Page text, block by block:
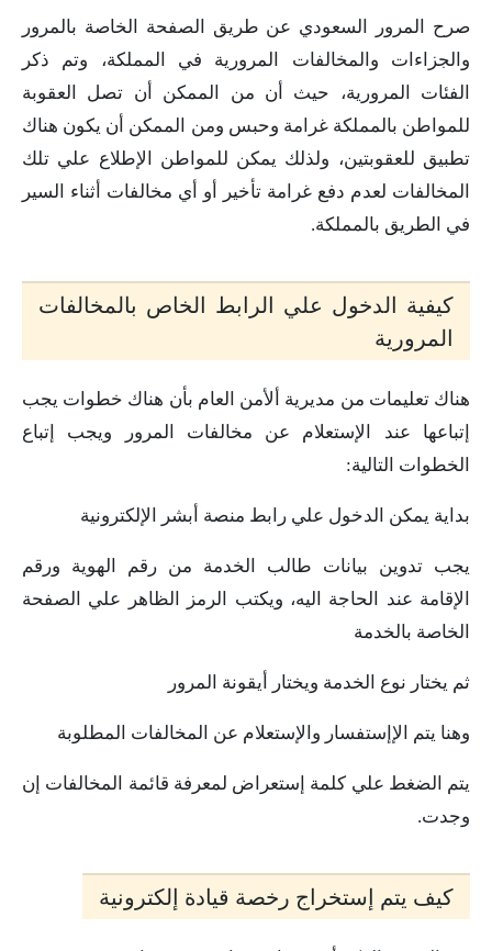
صرح المرور السعودي عن طريق الصفحة الخاصة بالمرور
والجزاءات والمخالفات المرورية في المملكة، وتم ذكر
الفئات المرورية، حيث أن من الممكن أن تصل العقوبة
للمواطن بالمملكة غرامة وحبس ومن الممكن أن يكون هناك
تطبيق للعقوبتين، ولذلك يمكن للمواطن الإطلاع علي تلك
المخالفات لعدم دفع غرامة تأخير أو أي مخالفات أثناء السير
في الطريق بالمملكة.
كيفية الدخول علي الرابط الخاص بالمخالفات
المرورية
هناك تعليمات من مديرية ألأمن العام بأن هناك خطوات يجب
إتباعها عند الإستعلام عن مخالفات المرور ويجب إتباع
الخطوات التالية:
بداية يمكن الدخول علي رابط منصة أبشر الإلكترونية
يجب تدوين بيانات طالب الخدمة من رقم الهوية ورقم
الإقامة عند الحاجة اليه، ويكتب الرمز الظاهر علي الصفحة
الخاصة بالخدمة
ثم يختار نوع الخدمة ويختار أيقونة المرور
وهنا يتم الإإستفسار والإستعلام عن المخالفات المطلوبة
يتم الضغط علي كلمة إستعراض لمعرفة قائمة المخالفات إن
وجدت.
كيف يتم إستخراج رخصة قيادة إلكترونية